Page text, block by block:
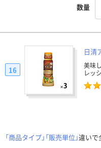
数量
日清
美味
レッ
16
「商品タイプ」「販売単位」違いで